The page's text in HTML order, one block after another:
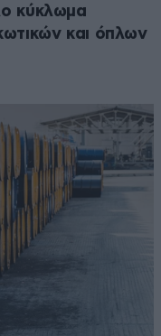
κύκλωμα
και όπλων